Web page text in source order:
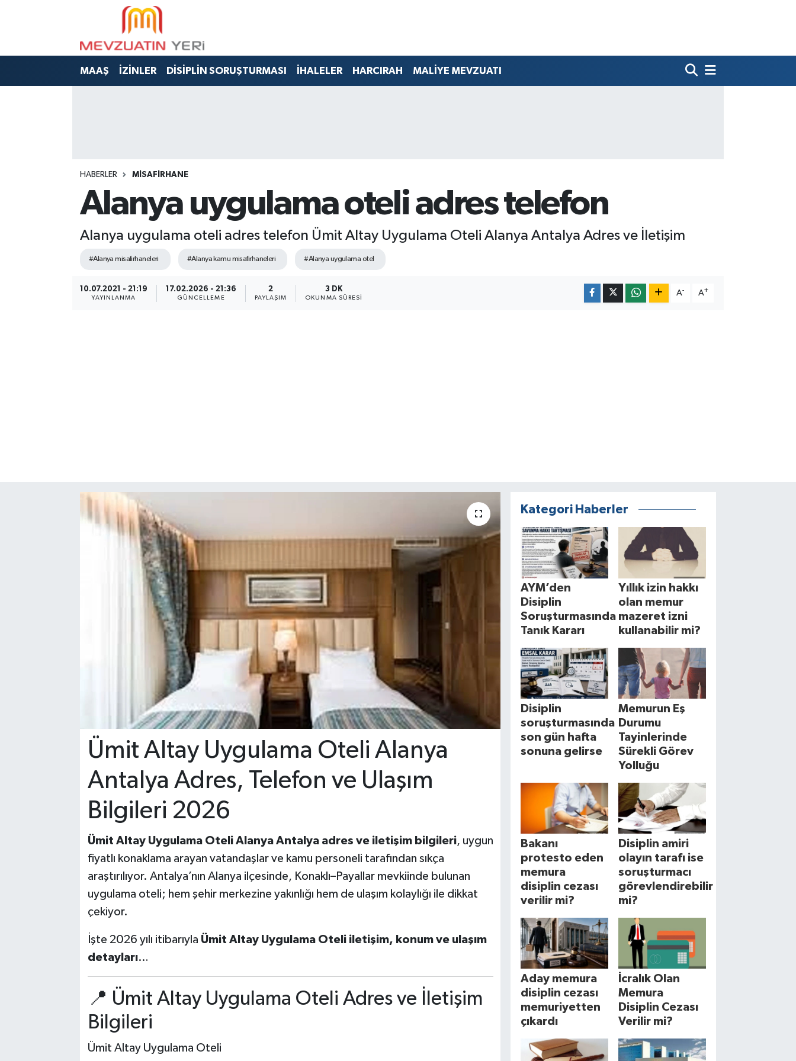
MAAŞ İZİNLER DİSİPLİN SORUŞTURMASI İHALELER HARCIRAH MALİYE MEVZUATI
HABERLER MİSAFİRHANE
Alanya uygulama oteli adres telefon
Alanya uygulama oteli adres telefon Ümit Altay Uygulama Oteli Alanya Antalya Adres ve İletişim
#Alanya misafirhaneleri #Alanya kamu misafirhaneleri #Alanya uygulama otel
10.07.2021 - 21:19
YAYINLANMA
17.02.2026 - 21:36
GÜNCELLEME
2
PAYLAŞIM
3 DK
OKUNMA SÜRESI
A- A+
Ümit Altay Uygulama Oteli Alanya
Antalya Adres, Telefon ve Ulaşım
Bilgileri 2026
Ümit Altay Uygulama Oteli Alanya Antalya adres ve iletişim bilgileri, uygun
fiyatlı konaklama arayan vatandaşlar ve kamu personeli tarafından sıkça
araştırılıyor. Antalya’nın Alanya ilçesinde, Konaklı–Payallar mevkiinde bulunan
uygulama oteli; hem şehir merkezine yakınlığı hem de ulaşım kolaylığı ile dikkat
çekiyor.
İşte 2026 yılı itibarıyla Ümit Altay Uygulama Oteli iletişim, konum ve ulaşım
detayları…
📍 Ümit Altay Uygulama Oteli Adres ve İletişim
Bilgileri
Ümit Altay Uygulama Oteli
Kategori Haberler
AYM’den
Disiplin
Soruşturmasında
Tanık Kararı
Yıllık izin hakkı
olan memur
mazeret izni
kullanabilir mi?
Disiplin
soruşturmasında
son gün hafta
sonuna gelirse
Memurun Eş
Durumu
Tayinlerinde
Sürekli Görev
Yolluğu
Bakanı
protesto eden
memura
disiplin cezası
verilir mi?
Disiplin amiri
olayın tarafı ise
soruşturmacı
görevlendirebilir
mi?
Aday memura
disiplin cezası
memuriyetten
çıkardı
İcralık Olan
Memura
Disiplin Cezası
Verilir mi?